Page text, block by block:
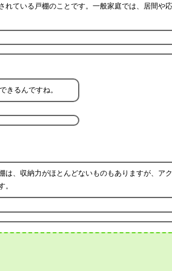
ている戸棚のことです。一般家庭では、居間や
きるんですね。
は、収納力がほとんどないものもありますが、ア
。